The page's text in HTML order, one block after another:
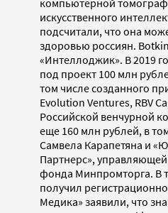
искусственного
подсчитали, что она
здоровью россиян.
«Интеллоджик». В 2019
под проект 100 млн
том числе созданного
Evolution Ventures, RBV
Российской венчурной
еще 160 млн рублей, в
Самвела Карапетяна и
Партнерс»,
фонда Минпромторга. В
получил
Медика» заявили, что